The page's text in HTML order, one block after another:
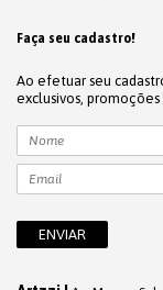
Faça seu cadastro!
Ao efetuar seu
exclusivos, promoções